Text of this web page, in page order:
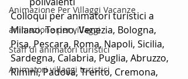
Animazione Per Villaggi Vacanze
animazione per villaggi
Staff di animatori turistici
Animatori villaggi turistici
Colloqui per animatori turistici a
Milano, Torino, Venezia, Bologna,
Pisa, Pescara, Roma, Napoli, Sicilia,
Sardegna, Calabria, Puglia, Abruzzo,
Rimini, Padova, Trento, Cremona,